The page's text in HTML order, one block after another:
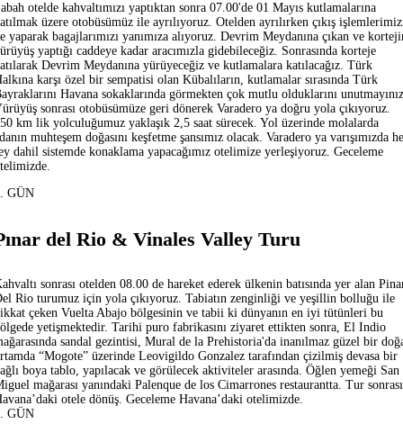
otelde kahvaltımızı yaptıktan sonra 07.00'de 01 Mayıs kutlamalarına
üzere otobüsümüz ile ayrılıyoruz. Otelden ayrılırken çıkış
yaparak bagajlarımızı yanımıza alıyoruz. Devrim Meydanına çıkan ve
yaptığı caddeye kadar aracımızla gidebileceğiz. Sonrasında korteje
Devrim Meydanına yürüyeceğiz ve kutlamalara katılacağız. Türk
karşı özel bir sempatisi olan Kübalıların, kutlamalar sırasında Türk
Havana sokaklarında görmekten çok mutlu olduklarını
sonrası otobüsümüze geri dönerek Varadero ya doğru yola çıkıyoruz.
km lik yolculuğumuz yaklaşık 2,5 saat sürecek. Yol üzerinde molalarda
muhteşem doğasını keşfetme şansımız olacak. Varadero ya varışımızda
dahil sistemde konaklama yapacağımız otelimize yerleşiyoruz. Geceleme
GÜN
del Rio & Vinales Valley Turu
sonrası otelden 08.00 de hareket ederek ülkenin batısında yer alan
Rio turumuz için yola çıkıyoruz. Tabiatın zenginliği ve yeşillin bolluğu ile
çeken Vuelta Abajo bölgesinin ve tabii ki dünyanın en iyi tütünleri bu
yetişmektedir. Tarihi puro fabrikasını ziyaret ettikten sonra, El Indio
sandal gezintisi, Mural de la Prehistoria'da inanılmaz güzel bir
“Mogote” üzerinde Leovigildo Gonzalez tarafından çizilmiş devasa bir
boya tablo, yapılacak ve görülecek aktiviteler arasında. Öğlen yemeği San
mağarası yanındaki Palenque de los Cimarrones restaurantta. Tur sonrası
otele dönüş. Geceleme Havana’daki otelimizde.
GÜN